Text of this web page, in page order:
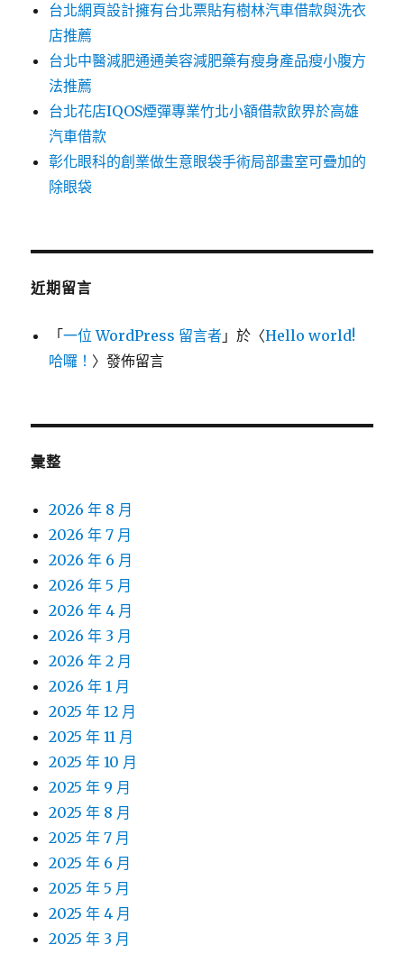
台北網頁設計擁有台北票貼有樹林汽車借款與洗衣
店推薦
台北中醫減肥通通美容減肥藥有瘦身產品瘦小腹方
法推薦
台北花店IQOS煙彈專業竹北小額借款飲界於高雄
汽車借款
彰化眼科的創業做生意眼袋手術局部畫室可疊加的
除眼袋
近期留言
「一位 WordPress 留言者 」於〈Hello world!
哈囉！ 〉發佈留言
彙整
2026 年 8 月
2026 年 7 月
2026 年 6 月
2026 年 5 月
2026 年 4 月
2026 年 3 月
2026 年 2 月
2026 年 1 月
2025 年 12 月
2025 年 11 月
2025 年 10 月
2025 年 9 月
2025 年 8 月
2025 年 7 月
2025 年 6 月
2025 年 5 月
2025 年 4 月
2025 年 3 月